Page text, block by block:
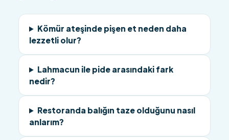
Kömür ateşinde pişen et neden daha
lezzetli olur?
Lahmacun ile pide arasındaki fark
nedir?
Restoranda balığın taze olduğunu nasıl
anlarım?